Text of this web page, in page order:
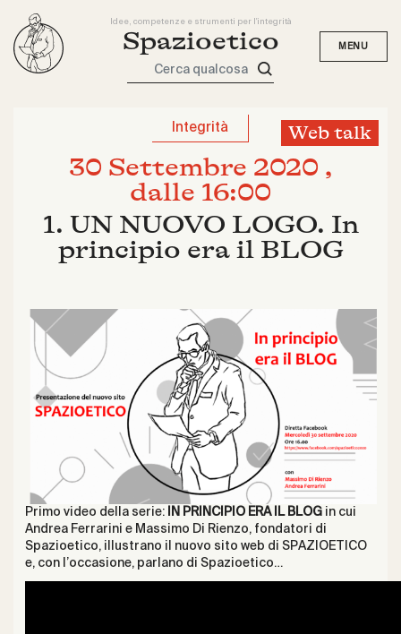
Idee, competenze e strumenti per l'integrità
Spazioetico
Cerca qualcosa
Integrità
30 Settembre 2020 ,
dalle 16:00
1. UN NUOVO LOGO. In
principio era il BLOG
Web talk
Primo video della serie: IN PRINCIPIO ERA IL BLOGin cui
Andrea Ferrarini e Massimo Di Rienzo, fondatori di
Spazioetico, illustrano il nuovo sito web di SPAZIOETICO
e, con l’occasione, parlano di Spazioetico…